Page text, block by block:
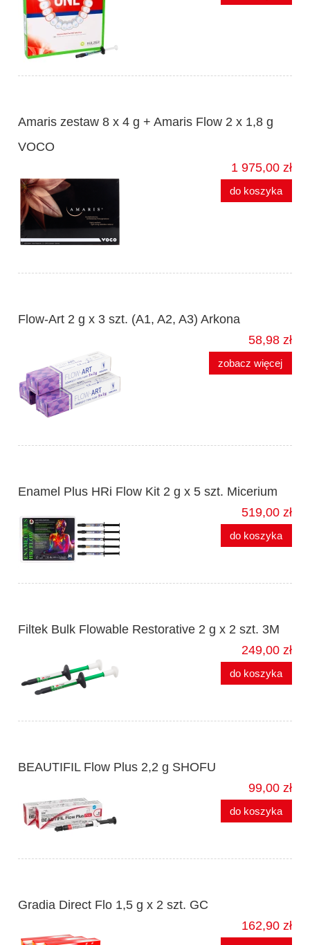
Amaris zestaw 8 x 4 g + Amaris Flow 2 x 1,8 g
VOCO
1 975,00 zł
do koszyka
Flow-Art 2 g x 3 szt. (A1, A2, A3) Arkona
58,98 zł
zobacz więcej
Enamel Plus HRi Flow Kit 2 g x 5 szt. Micerium
519,00 zł
do koszyka
Filtek Bulk Flowable Restorative 2 g x 2 szt. 3M
249,00 zł
do koszyka
BEAUTIFIL Flow Plus 2,2 g SHOFU
99,00 zł
do koszyka
Gradia Direct Flo 1,5 g x 2 szt. GC
162,90 zł